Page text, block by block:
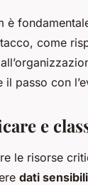
è
come
il passo con
e
le risorse
dati sensibili